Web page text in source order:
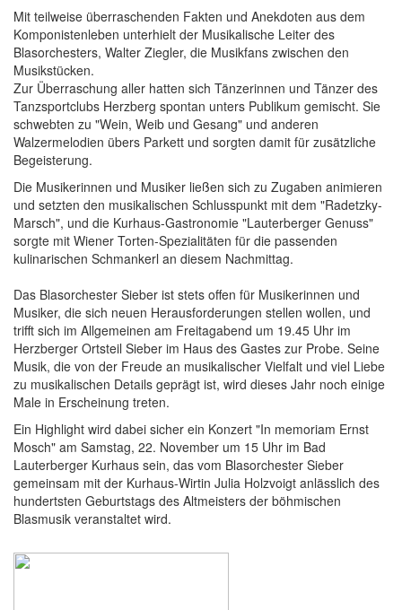
Mit teilweise überraschenden Fakten und Anekdoten aus dem
Komponistenleben unterhielt der Musikalische Leiter des
Blasorchesters, Walter Ziegler, die Musikfans zwischen den
Musikstücken.
Zur Überraschung aller hatten sich Tänzerinnen und Tänzer des
Tanzsportclubs Herzberg spontan unters Publikum gemischt. Sie
schwebten zu "Wein, Weib und Gesang" und anderen
Walzermelodien übers Parkett und sorgten damit für zusätzliche
Begeisterung.
Die Musikerinnen und Musiker ließen sich zu Zugaben animieren
und setzten den musikalischen Schlusspunkt mit dem "Radetzky-
Marsch", und die Kurhaus-Gastronomie "Lauterberger Genuss"
sorgte mit Wiener Torten-Spezialitäten für die passenden
kulinarischen Schmankerl an diesem Nachmittag.
Das Blasorchester Sieber ist stets offen für Musikerinnen und
Musiker, die sich neuen Herausforderungen stellen wollen, und
trifft sich im Allgemeinen am Freitagabend um 19.45 Uhr im
Herzberger Ortsteil Sieber im Haus des Gastes zur Probe. Seine
Musik, die von der Freude an musikalischer Vielfalt und viel Liebe
zu musikalischen Details geprägt ist, wird dieses Jahr noch einige
Male in Erscheinung treten.
Ein Highlight wird dabei sicher ein Konzert "In memoriam Ernst
Mosch" am Samstag, 22. November um 15 Uhr im Bad
Lauterberger Kurhaus sein, das vom Blasorchester Sieber
gemeinsam mit der Kurhaus-Wirtin Julia Holzvoigt anlässlich des
hundertsten Geburtstags des Altmeisters der böhmischen
Blasmusik veranstaltet wird.